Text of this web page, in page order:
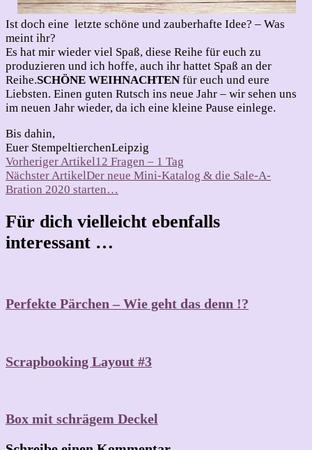
Ist doch eine letzte schöne und zauberhafte Idee? – Was
meint ihr?
Es hat mir wieder viel Spaß, diese Reihe für euch zu
produzieren und ich hoffe, auch ihr hattet Spaß an der
Reihe.SCHÖNE WEIHNACHTEN für euch und eure
Liebsten. Einen guten Rutsch ins neue Jahr – wir sehen uns
im neuen Jahr wieder, da ich eine kleine Pause einlege.
Bis dahin,
Euer StempeltierchenLeipzig
Beitragsnavigation
Vorheriger Artikel12 Fragen – 1 Tag
Nächster ArtikelDer neue Mini-Katalog & die Sale-A-
Bration 2020 starten…
Für dich vielleicht ebenfalls
interessant …
Perfekte Pärchen – Wie geht das denn !?
Scrapbooking Layout #3
Box mit schrägem Deckel